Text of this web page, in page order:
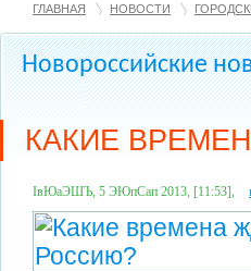
ГЛАВНАЯ НОВОСТИ
Новороссийские
КАКИЕ
ІвЮаЭШЪ, 5 ЭЮпСап 2013, [11:53],